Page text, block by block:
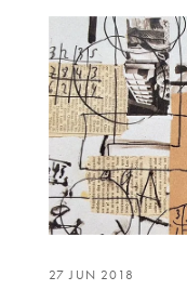
27 JUN 2018